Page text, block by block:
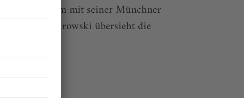
das Publikum mit seiner Münchner
Vladimir Jurowski übersieht die
Musik